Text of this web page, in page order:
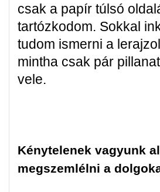
csak a papír túlsó
tartózkodom. Sokkal
tudom ismerni a
mintha csak pár
vele.
Kénytelenek vagyunk
megszemlélni a